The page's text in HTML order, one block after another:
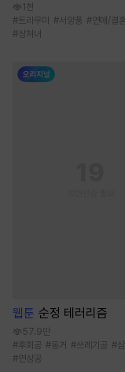
1천
#트라우마 #서양풍 #연애/결
#상처녀
웹툰 순정 테러리즘
57.9만
#후회공 #동거 #쓰레기공 #
#연상공